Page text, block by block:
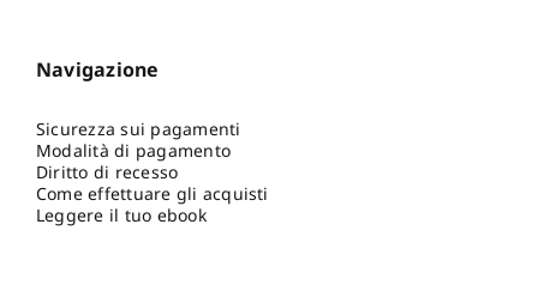
Navigazione
Sicurezza sui pagamenti
Modalità di pagamento
Diritto di recesso
Come effettuare gli acquisti
Leggere il tuo ebook